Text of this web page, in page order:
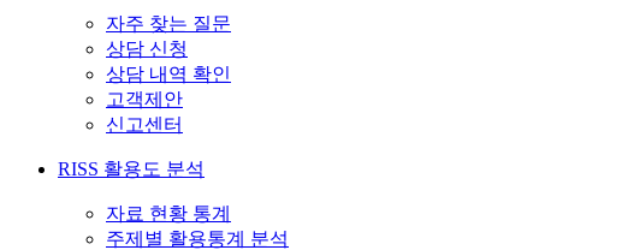
자주 찾는 질문
상담 신청
상담 내역 확인
고객제안
신고센터
RISS 활용도 분석
자료 현황 통계
주제별 활용통계 분석